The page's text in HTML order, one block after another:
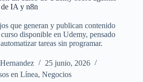
de IA y n8n
que generan y publican contenido
disponible en Udemy, pensado
tareas sin programar.
25 junio, 2026
en Línea, Negocios